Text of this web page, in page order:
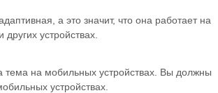
а это значит, что она работает на
устройствах.
тема на мобильных устройствах. Вы должны
устройствах.